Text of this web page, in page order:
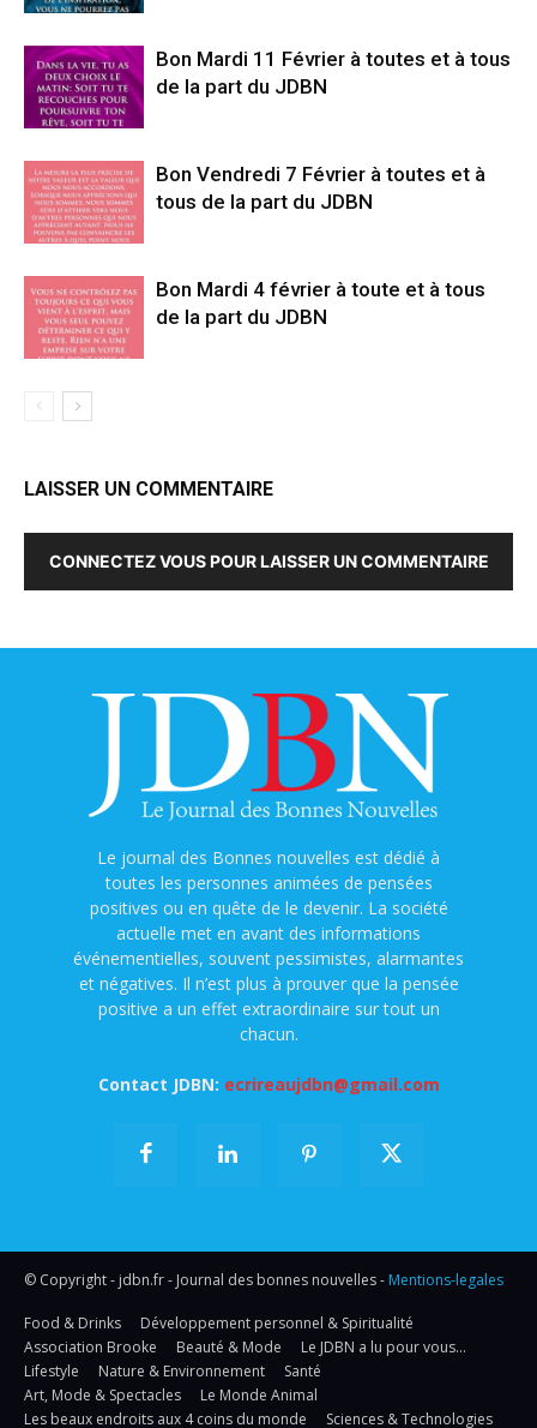
Bon Mardi 11 Février à toutes et à tous
de la part du JDBN
Bon Vendredi 7 Février à toutes et à
tous de la part du JDBN
Bon Mardi 4 février à toute et à tous
de la part du JDBN
LAISSER UN COMMENTAIRE
CONNECTEZ VOUS POUR LAISSER UN COMMENTAIRE
Le journal des Bonnes nouvelles est dédié à
toutes les personnes animées de pensées
positives ou en quête de le devenir. La société
actuelle met en avant des informations
événementielles, souvent pessimistes, alarmantes
et négatives. Il n’est plus à prouver que la pensée
positive a un effet extraordinaire sur tout un
chacun.
Contact JDBN: ecrireaujdbn@gmail.com
© Copyright - jdbn.fr - Journal des bonnes nouvelles - Mentions-legales
Food & Drinks
Développement personnel & Spiritualité
Association Brooke
Beauté & Mode
Le JDBN a lu pour vous…
Lifestyle
Nature & Environnement
Santé
Art, Mode & Spectacles
Le Monde Animal
Les beaux endroits aux 4 coins du monde
Sciences & Technologies